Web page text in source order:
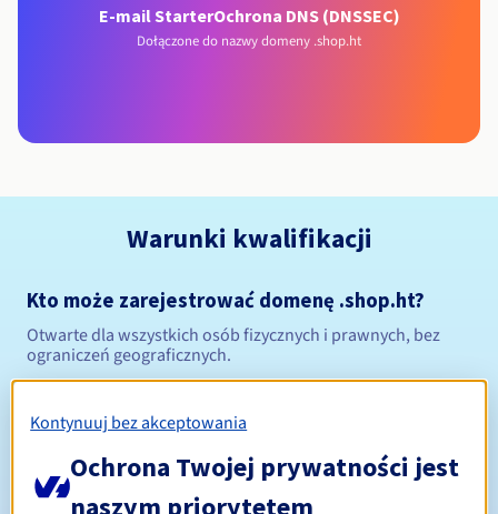
E-mail StarterOchrona DNS (DNSSEC)
Dołączone do nazwy domeny .shop.ht
Warunki kwalifikacji
Kto może zarejestrować domenę .shop.ht?
Otwarte dla wszystkich osób fizycznych i prawnych, bez
ograniczeń geograficznych.
Okres rejestracji Od 1 do 5 lat
Kontynuuj bez akceptowania
Ochrona Twojej prywatności jest
naszym priorytetem